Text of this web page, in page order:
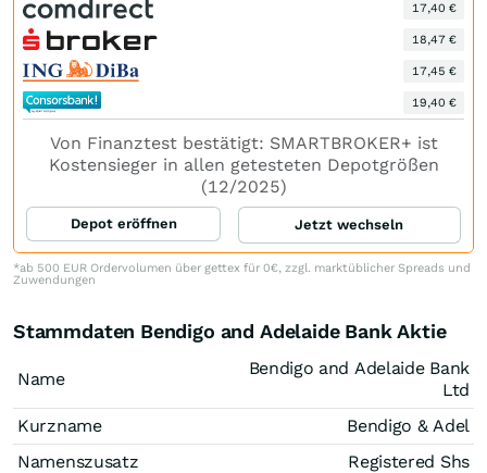
17,40 €
18,47 €
17,45 €
19,40 €
Von Finanztest bestätigt: SMARTBROKER+ ist
Kostensieger in allen getesteten Depotgrößen
(12/2025)
Depot eröffnen Jetzt wechseln
*ab 500 EUR Ordervolumen über gettex für 0€, zzgl. marktüblicher Spreads und
Zuwendungen
Stammdaten Bendigo and Adelaide Bank Aktie
Name
Bendigo and Adelaide Bank
Ltd
Kurzname
Bendigo & Adel
Namenszusatz
Registered Shs